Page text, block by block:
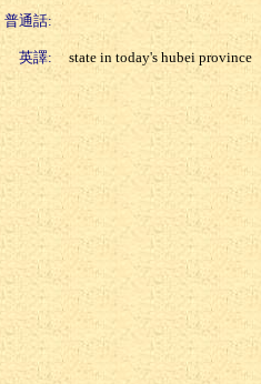
普通話:
英譯: state in today's hubei province